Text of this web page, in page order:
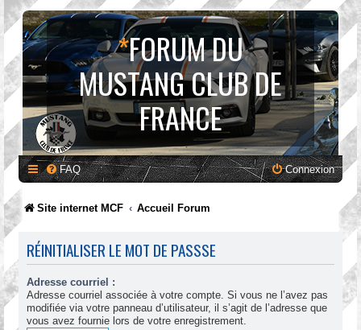
*FORUM DU
MUSTANG CLUB DE
FRANCE
FAQ Connexion
Site internet MCF Accueil Forum
RÉINITIALISER LE MOT DE PASSSE
Adresse courriel :
Adresse courriel associée à votre compte. Si vous ne l’avez pas
modifiée via votre panneau d’utilisateur, il s’agit de l’adresse que
vous avez fournie lors de votre enregistrement.